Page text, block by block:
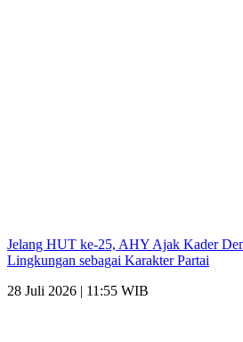
Jelang HUT ke-25, AHY Ajak Kader
Lingkungan sebagai Karakter Partai
28 Juli 2026 | 11:55 WIB